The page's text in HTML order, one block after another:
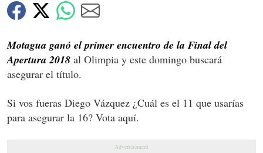
Motagua ganó el primer encuentro de la Final del
Apertura 2018 al Olimpia y este domingo buscará
asegurar el título.
Si vos fueras Diego Vázquez ¿Cuál es el 11 que usarías
para asegurar la 16? Vota aquí.